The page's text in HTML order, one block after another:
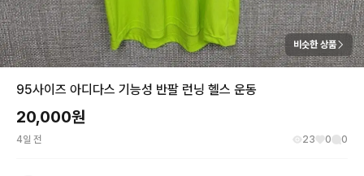
비슷한 상품
95사이즈 아디다스 기능성 반팔 런닝 헬스 운동
20,000원
4일 전 23 0 0